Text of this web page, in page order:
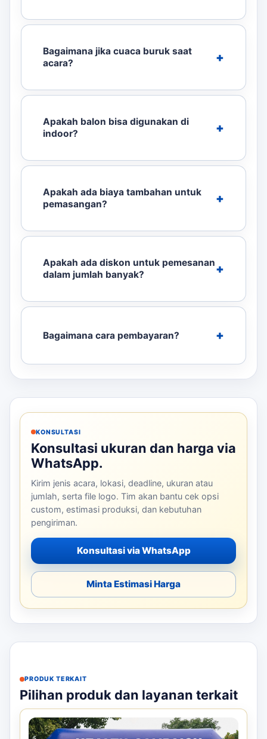
Bagaimana jika cuaca buruk saat
acara?
Apakah balon bisa digunakan di
indoor?
Apakah ada biaya tambahan untuk
pemasangan?
Apakah ada diskon untuk pemesanan
dalam jumlah banyak?
Bagaimana cara pembayaran?
KONSULTASI
Konsultasi ukuran dan harga via
WhatsApp.
Kirim jenis acara, lokasi, deadline, ukuran atau
jumlah, serta file logo. Tim akan bantu cek opsi
custom, estimasi produksi, dan kebutuhan
pengiriman.
Konsultasi via WhatsApp
Minta Estimasi Harga
PRODUK TERKAIT
Pilihan produk dan layanan terkait